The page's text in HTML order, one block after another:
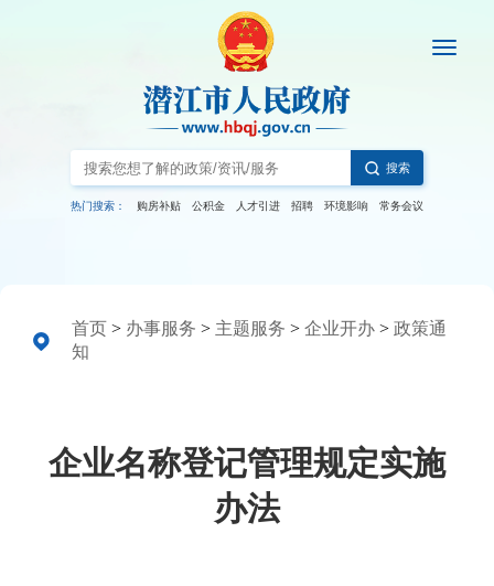
搜索
热门搜索： 购房补贴 公积金 人才引进 招聘 环境影响 常务会议
首页 > 办事服务 > 主题服务 > 企业开办 > 政策通
知
企业名称登记管理规定实施
办法